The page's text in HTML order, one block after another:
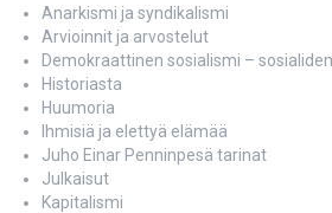
Anarkismi ja syndikalismi
Arvioinnit ja arvostelut
Demokraattinen sosialismi –
Historiasta
Huumoria
Ihmisiä ja elettyä elämää
Juho Einar Penninpesä tarinat
Julkaisut
Kapitalismi